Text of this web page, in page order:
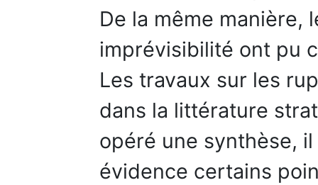
De la même manière,
imprévisibilité ont pu
Les travaux sur les
dans la littérature
opéré une synthèse,
évidence certains